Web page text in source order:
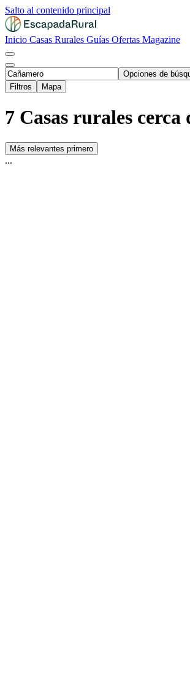
Salto al contenido principal
Inicio Casas Rurales Guías Ofertas Magazine
Opciones de
Filtros
Mapa
7 Casas rurales
Más relevantes primero
...